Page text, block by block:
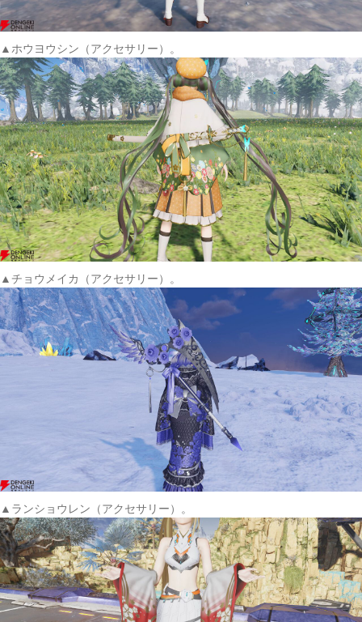
▲ホウヨウシン（アクセサリー）。
▲チョウメイカ（アクセサリー）。
▲ランショウレン（アクセサリー）。